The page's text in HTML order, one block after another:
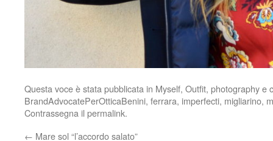
Questa voce è stata pubblicata in Myself, Outfit, photographye
BrandAdvocatePerOtticaBenini, ferrara, imperfecti, migliarino,
Contrassegna il permalink.
← Mare sol “l’accordo salato”